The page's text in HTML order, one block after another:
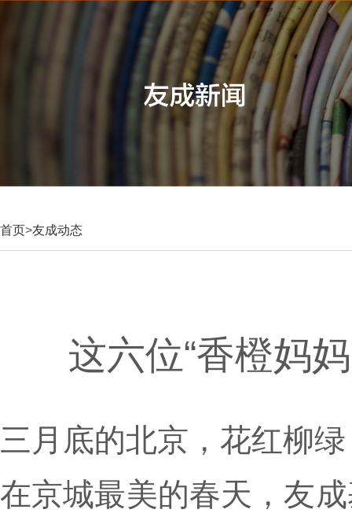
首页>友成动态
这六位“香橙妈
三月底的北京，花红柳
在京城最美的春天，友